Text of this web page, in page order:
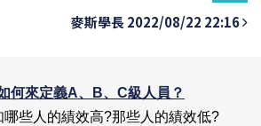
麥斯學長 2022/08/22 22:16
何來定義A、B、C級人員？
些人的績效高?那些人的績效低?